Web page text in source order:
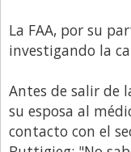
La FAA, por su
investigando la
Antes de salir de
su esposa al
contacto con el